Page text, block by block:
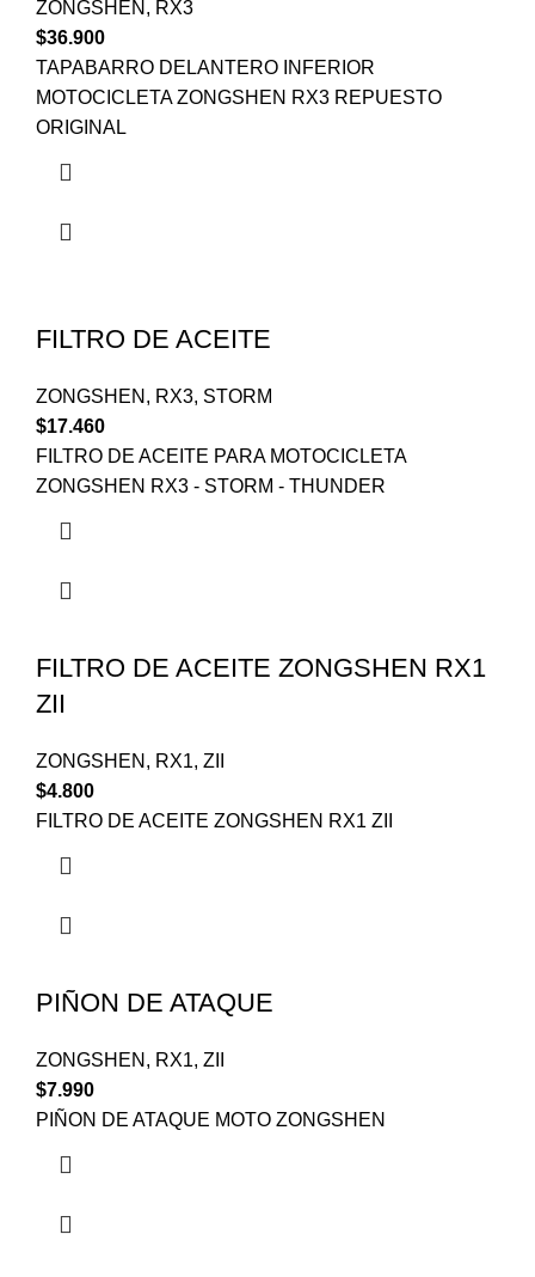
ZONGSHEN , RX3
$36.900
TAPABARRO DELANTERO INFERIOR
MOTOCICLETA ZONGSHEN RX3 REPUESTO
ORIGINAL
FILTRO DE ACEITE
ZONGSHEN , RX3, STORM
$17.460
FILTRO DE ACEITE PARA MOTOCICLETA
ZONGSHEN RX3 - STORM - THUNDER
FILTRO DE ACEITE ZONGSHEN RX1
ZII
ZONGSHEN , RX1, ZII
$4.800
FILTRO DE ACEITE ZONGSHEN RX1 ZII
PIÑON DE ATAQUE
ZONGSHEN , RX1, ZII
$7.990
PIÑON DE ATAQUE MOTO ZONGSHEN